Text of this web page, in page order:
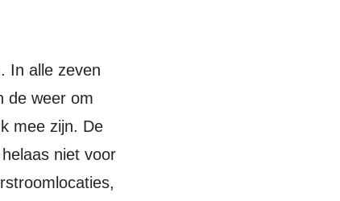
In alle zeven
de weer om
mee zijn. De
niet voor